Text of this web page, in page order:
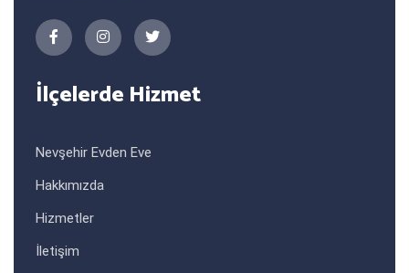
İlçelerde Hizmet
Nevşehir Evden Eve
Hakkımızda
Hizmetler
İletişim